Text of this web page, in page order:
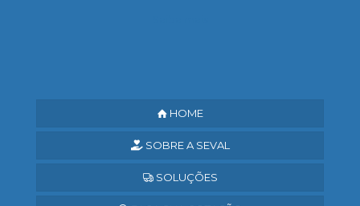
HOME
SOBRE A SEVAL
SOLUÇÕES